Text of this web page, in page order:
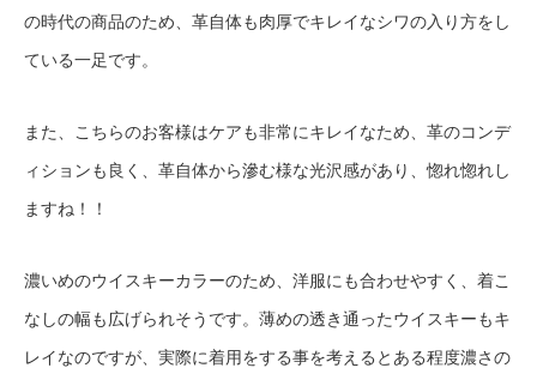
の時代の商品のため、革自体も肉厚でキレイなシワの入り方をし
ている一足です。
また、こちらのお客様はケアも非常にキレイなため、革のコンデ
ィションも良く、革自体から滲む様な光沢感があり、惚れ惚れし
ますね！！
濃いめのウイスキーカラーのため、洋服にも合わせやすく、着こ
なしの幅も広げられそうです。薄めの透き通ったウイスキーもキ
レイなのですが、実際に着用をする事を考えるとある程度濃さの